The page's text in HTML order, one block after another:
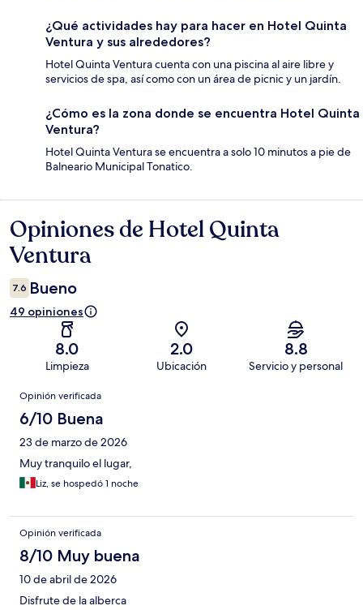
¿Qué actividades hay para hacer en Hotel Quinta
Ventura y sus alrededores?
Hotel Quinta Ventura cuenta con una piscina al aire libre y
servicios de spa, así como con un área de picnic y un jardín.
¿Cómo es la zona donde se encuentra Hotel Quinta
Ventura?
Hotel Quinta Ventura se encuentra a solo 10 minutos a pie de
Balneario Municipal Tonatico.
Opiniones
Opiniones de Hotel Quinta
Ventura
7.6 Bueno
49 opiniones
8.0
Limpieza
2.0
Ubicación
8.8
Servicio y personal
Opiniones
Opinión verificada
6/10 Buena
23 de marzo de 2026
Muy tranquilo el lugar,
Liz, se hospedó 1 noche
Opinión verificada
8/10 Muy buena
10 de abril de 2026
Disfrute de la alberca